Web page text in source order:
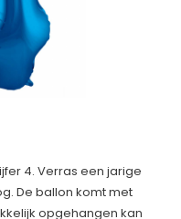
4. Verras een jarige
De ballon komt met
opgehangen kan